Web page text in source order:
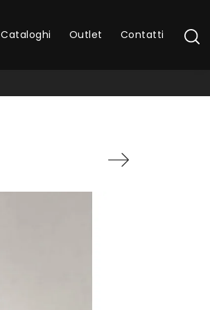
Cataloghi Outlet Contatti